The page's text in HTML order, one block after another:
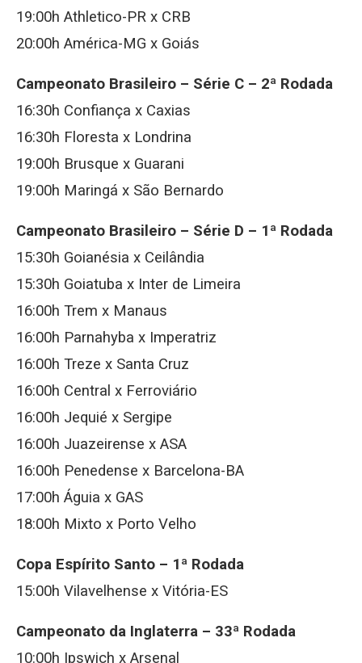
19:00h Athletico-PR x CRB
20:00h América-MG x Goiás
Campeonato Brasileiro – Série C – 2ª Rodada
16:30h Confiança x Caxias
16:30h Floresta x Londrina
19:00h Brusque x Guarani
19:00h Maringá x São Bernardo
Campeonato Brasileiro – Série D – 1ª Rodada
15:30h Goianésia x Ceilândia
15:30h Goiatuba x Inter de Limeira
16:00h Trem x Manaus
16:00h Parnahyba x Imperatriz
16:00h Treze x Santa Cruz
16:00h Central x Ferroviário
16:00h Jequié x Sergipe
16:00h Juazeirense x ASA
16:00h Penedense x Barcelona-BA
17:00h Águia x GAS
18:00h Mixto x Porto Velho
Copa Espírito Santo – 1ª Rodada
15:00h Vilavelhense x Vitória-ES
Campeonato da Inglaterra – 33ª Rodada
10:00h Ipswich x Arsenal